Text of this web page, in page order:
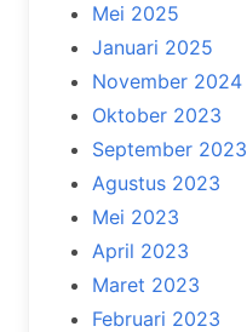
Mei 2025
Januari 2025
November 2024
Oktober 2023
September 2023
Agustus 2023
Mei 2023
April 2023
Maret 2023
Februari 2023